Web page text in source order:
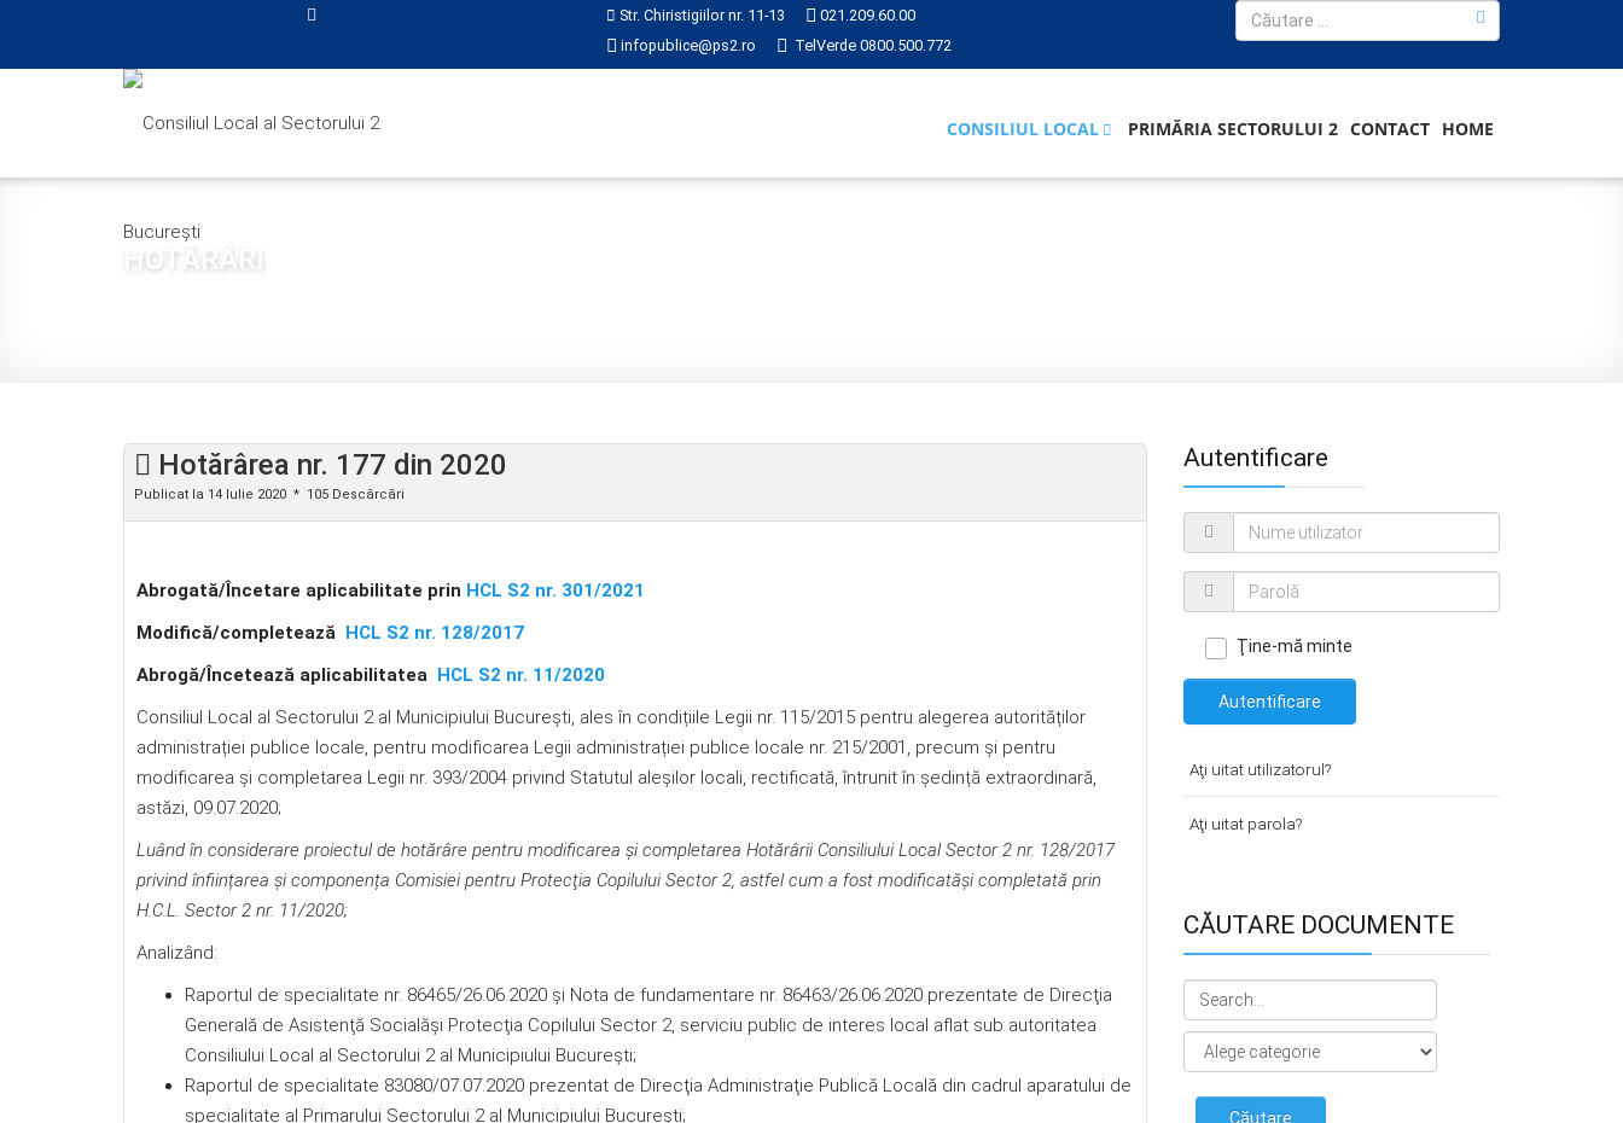
Str. Chiristigiilor nr. 11-13
021.209.60.00
infopublice@ps2.ro
TelVerde 0800.500.772
CONSILIUL LOCAL PRIMĂRIA SECTORULUI 2 CONTACT HOME
HOTĂRÂRI
Hotărârea nr. 177 din 2020
Publicat la 14 Iulie 2020 105 Descărcări
Abrogată/Încetare aplicabilitate prin HCL S2 nr. 301/2021
Modifică/completează HCL S2 nr. 128/2017
Abrogă/Încetează aplicabilitatea HCL S2 nr. 11/2020
Consiliul Local al Sectorului 2 al Municipiului Bucureşti, ales în condițiile Legii nr. 115/2015 pentru alegerea autorităților
administrației publice locale, pentru modificarea Legii administrației publice locale nr. 215/2001, precum și pentru
modificarea şi completarea Legii nr. 393/2004 privind Statutul aleșilor locali, rectificată, întrunit în ședință extraordinară,
astăzi, 09.07.2020;
Luând în considerare proiectul de hotărâre pentru modificarea şi completarea Hotărârii Consiliului Local Sector 2 nr. 128/2017
privind înființarea și componența Comisieipentru Protecţia Copilului Sector 2, astfel cum a fost modificatăşi completată prin
H.C.L. Sector 2 nr. 11/2020;
Analizând:
Raportul de specialitate nr. 86465/26.06.2020 şi Nota de fundamentare nr. 86463/26.06.2020 prezentate de Direcţia
Generală de Asistenţă Socialăşi Protecţia Copilului Sector 2, serviciu public de interes local aflat sub autoritatea
Consiliului Local al Sectorului 2 al Municipiului București;
Raportul de specialitate 83080/07.07.2020 prezentat de Direcţia Administraţie Publică Locală din cadrul aparatului de
specialitate al Primarului Sectorului 2 al Municipiului Bucureşti;
Autentificare
Ţine-mă minte
Autentificare
Aţi uitat utilizatorul?
Aţi uitat parola?
CĂUTARE DOCUMENTE